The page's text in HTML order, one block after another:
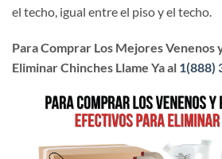
el techo, igual entre el piso y el techo.
Para Comprar Los Mejores Venenos
Eliminar Chinches Llame Ya al 1(888)